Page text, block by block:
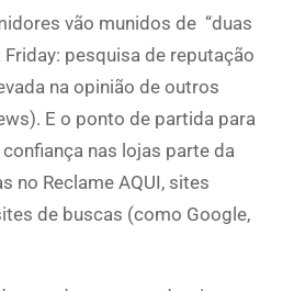
vão munidos de “duas
Friday: pesquisa de reputação
na opinião de outros
E o ponto de partida para
nas lojas parte da
no Reclame AQUI, sites
de buscas (como Google,